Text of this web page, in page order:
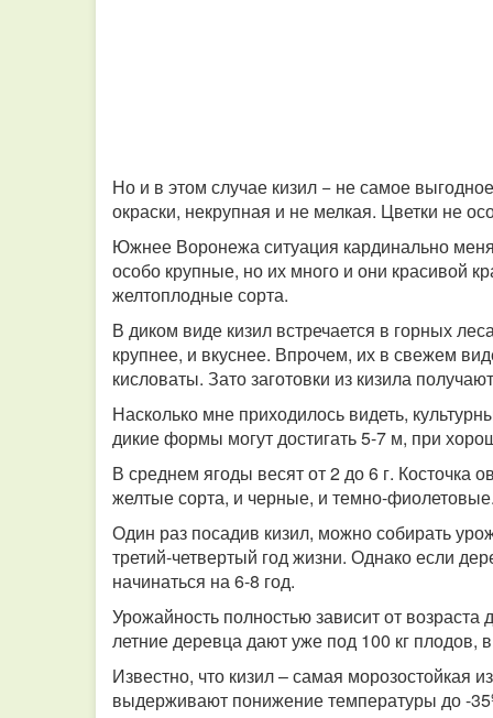
Но и в этом случае кизил − не самое
окраски, некрупная и не мелкая. Цветки не
Южнее Воронежа ситуация кардинально
особо крупные, но их много и они красивой
желтоплодные сорта.
В диком виде кизил встречается в горных
крупнее, и вкуснее. Впрочем, их в свежем
кисловаты. Зато заготовки из кизила
Насколько мне приходилось видеть,
дикие формы могут достигать 5-7 м, при
В среднем ягоды весят от 2 до 6 г. Косточка
желтые сорта, и черные, и темно-
Один раз посадив кизил, можно собирать
третий-четвертый год жизни. Однако если
начинаться на 6-8 год.
Урожайность полностью зависит от
летние деревца дают уже под 100 кг плодов,
Известно, что кизил – самая морозостойкая
выдерживают понижение температуры до -